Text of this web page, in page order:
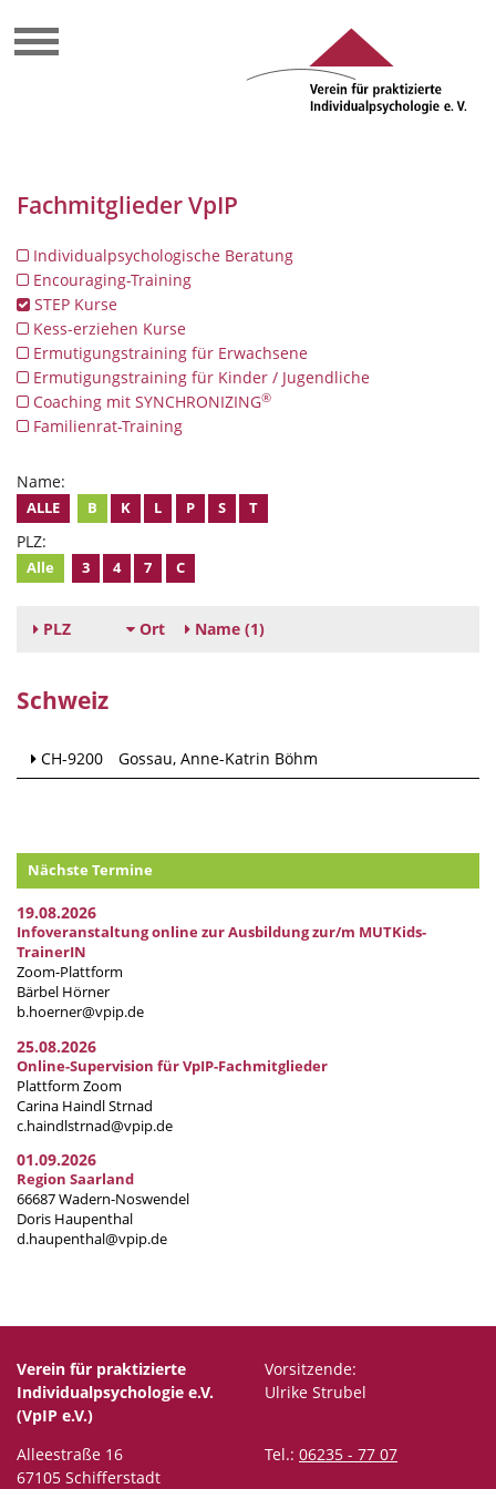
Fachmitglieder VpIP
Individualpsychologische Beratung
Encouraging-Training
STEP Kurse
Kess-erziehen Kurse
Ermutigungstraining für Erwachsene
Ermutigungstraining für Kinder / Jugendliche
Coaching mit SYNCHRONIZING®
Familienrat-Training
Name:
ALLE B K L P S T
PLZ:
Alle 3 4 7 C
PLZ Ort Name (1)
Schweiz
CH-9200 Gossau Anne-Katrin Böhm
Nächste Termine
19.08.2026
Infoveranstaltung online zur Ausbildung zur/m MUTKids-
TrainerIN
Zoom-Plattform
Bärbel Hörner
b.hoerner@vpip.de
25.08.2026
Online-Supervision für VpIP-Fachmitglieder
Plattform Zoom
Carina Haindl Strnad
c.haindlstrnad@vpip.de
01.09.2026
Region Saarland
66687 Wadern-Noswendel
Doris Haupenthal
d.haupenthal@vpip.de
Verein für praktizierte
Individualpsychologie e.V.
(VpIP e.V.)
Vorsitzende:
Ulrike Strubel
Alleestraße 16
67105 Schifferstadt
Tel.: 06235 - 77 07